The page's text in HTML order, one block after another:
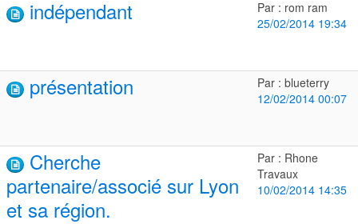
indépendant
Par : rom ram
25/02/2014 19:34
présentation
Par : blueterry
12/02/2014 00:07
Cherche
partenaire/associé sur Lyon
et sa région.
Par : Rhone
Travaux
10/02/2014 14:35